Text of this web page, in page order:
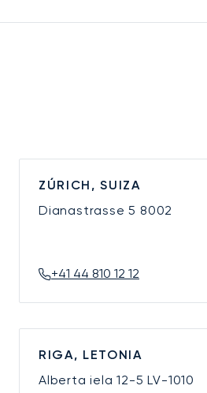
ZÚRICH, SUIZA
Dianastrasse 5 8002
+41 44 810 12 12
RIGA, LETONIA
Alberta iela 12-5LV-1010